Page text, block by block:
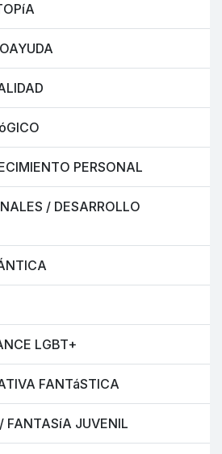
PERSONAL
/ DESARROLLO
LGBT+
FANTáSTICA
FANTASíA JUVENIL